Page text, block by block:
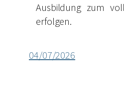
Ausbildung zum
erfolgen.
04/07/2026